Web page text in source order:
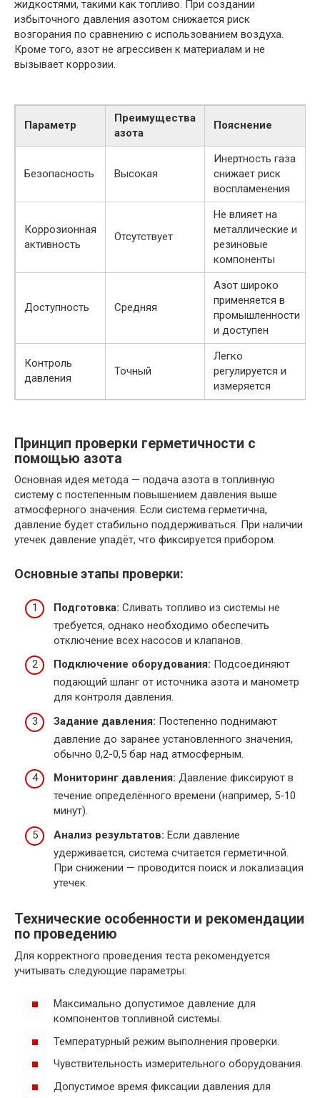
жидкостями, такими как топливо. При создании
избыточного давления азотом снижается риск
возгорания по сравнению с использованием воздуха.
Кроме того, азот не агрессивен к материалам и не
вызывает коррозии.
Параметр
Преимущества
азота
Пояснение
Безопасность Высокая
Инертность газа
снижает риск
воспламенения
Коррозионная
активность
Отсутствует
Не влияет на
металлические и
резиновые
компоненты
Доступность Средняя
Азот широко
применяется в
промышленности
и доступен
Контроль
давления
Точный
Легко
регулируется и
измеряется
Принцип проверки герметичности с
помощью азота
Основная идея метода — подача азота в топливную
систему с постепенным повышением давления выше
атмосферного значения. Если система герметична,
давление будет стабильно поддерживаться. При наличии
утечек давление упадёт, что фиксируется прибором.
Основные этапы проверки:
Подготовка: Сливать топливо из системы не
требуется, однако необходимо обеспечить
отключение всех насосов и клапанов.
Подключение оборудования: Подсоединяют
подающий шланг от источника азота и манометр
для контроля давления.
Задание давления: Постепенно поднимают
давление до заранее установленного значения,
обычно 0,2-0,5 бар над атмосферным.
Мониторинг давления: Давление фиксируют в
течение определённого времени (например, 5-10
минут).
Анализ результатов: Если давление
удерживается, система считается герметичной.
При снижении — проводится поиск и локализация
утечек.
Технические особенности и рекомендации
по проведению
Для корректного проведения теста рекомендуется
учитывать следующие параметры:
Максимально допустимое давление для
компонентов топливной системы.
Температурный режим выполнения проверки.
Чувствительность измерительного оборудования.
Допустимое время фиксации давления для